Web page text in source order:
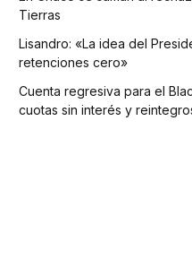
Tierras
Lisandro: «La idea del
retenciones cero»
Cuenta regresiva para el
cuotas sin interés y